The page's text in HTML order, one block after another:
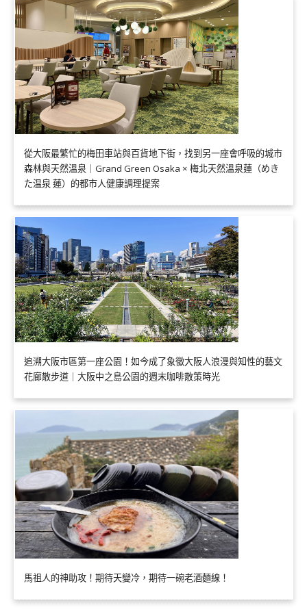
從大阪最繁忙的梅田車站與百貨地下街，找到另一座會呼吸的城市
森林與天然溫泉｜Grand Green Osaka × 梅北天然溫泉蓮（めき
た温泉 蓮）的都市人健康調理提案
追溯大阪市區第一座公園！如今成了象徵大阪人浪漫與知性的藝文
花廊散步道｜大阪中之島公園的週末咖啡散策時光
馬祖人的神助攻！期待天變冷，期待一碗老酒麵線！